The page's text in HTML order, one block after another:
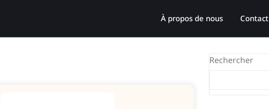
À propos de nous Contact
Rechercher